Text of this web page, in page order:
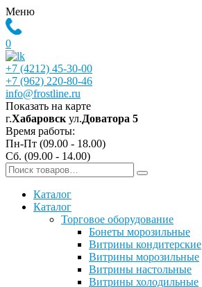
Меню
0
+7 (4212) 45-30-00
+7 (962) 220-80-46
info@frostline.ru
Показать на карте
г.Хабаровск ул.Доватора 5
Время работы:
Пн-Пт (09.00 - 18.00)
Сб. (09.00 - 14.00)
Каталог
Каталог
Торговое оборудование
Бонеты морозильные
Витрины кондитерские
Витрины морозильные
Витрины настольные
Витрины холодильные